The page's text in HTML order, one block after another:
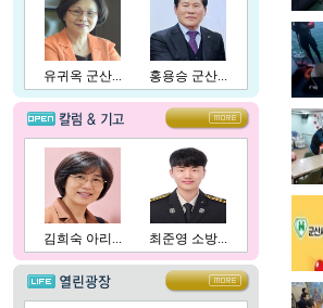
유귀옥 군산... 홍용승 군산...
김희숙 아리... 최준영 소방...